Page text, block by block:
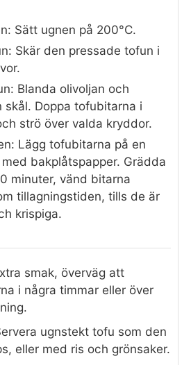
Sätt ugnen på 200°C.
Skär den pressade tofun i
Blanda olivoljan och
skål. Doppa tofubitarna i
strö över valda kryddor.
Lägg tofubitarna på en
bakplåtspapper. Grädda
minuter, vänd bitarna
tillagningstiden, tills de är
krispiga.
smak, överväg att
i några timmar eller över
ugnstekt tofu som den
eller med ris och grönsaker.